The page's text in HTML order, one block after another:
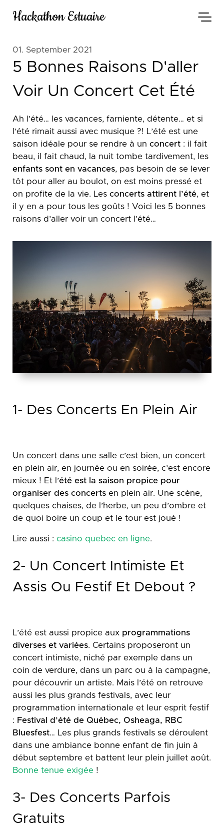
Hackathon Estuaire
01. September 2021
5 Bonnes Raisons D'aller
Voir Un Concert Cet Été
Ah l’été… les vacances, farniente, détente… et si
l’été rimait aussi avec musique ?! L’été est une
saison idéale pour se rendre à un concert : il fait
beau, il fait chaud, la nuit tombe tardivement, les
enfants sont en vacances, pas besoin de se lever
tôt pour aller au boulot, on est moins pressé et
on profite de la vie. Les concerts attirent l’été, et
il y en a pour tous les goûts ! Voici les 5 bonnes
raisons d’aller voir un concert l’été…
1- Des Concerts En Plein Air
Un concert dans une salle c’est bien, un concert
en plein air, en journée ou en soirée, c’est encore
mieux ! Et l’été est la saison propice pour
organiser des concerts en plein air. Une scène,
quelques chaises, de l’herbe, un peu d’ombre et
de quoi boire un coup et le tour est joué !
Lire aussi : casino quebec en ligne.
2- Un Concert Intimiste Et
Assis Ou Festif Et Debout ?
L’été est aussi propice aux programmations
diverses et variées. Certains proposeront un
concert intimiste, niché par exemple dans un
coin de verdure, dans un parc ou à la campagne,
pour découvrir un artiste. Mais l’été on retrouve
aussi les plus grands festivals, avec leur
programmation internationale et leur esprit festif
: Festival d’été de Québec, Osheaga, RBC
Bluesfest… Les plus grands festivals se déroulent
dans une ambiance bonne enfant de fin juin à
début septembre et battent leur plein juillet août.
Bonne tenue exigée !
3- Des Concerts Parfois
Gratuits